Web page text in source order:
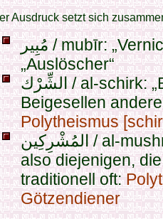
Ausdruck setzt sich
مُبِير / mubīr: „Vernichter“, „Zugrunderichtender“,
„Auslöscher“
الشِّرْك / al-schirk: „Beigesellung“, also das
Beigesellen
Polytheismus
المُشْرِكِين / al-mushrikīn = „die Beigesellenden“,
also diejenigen,
traditionell oft:
Götzendiener